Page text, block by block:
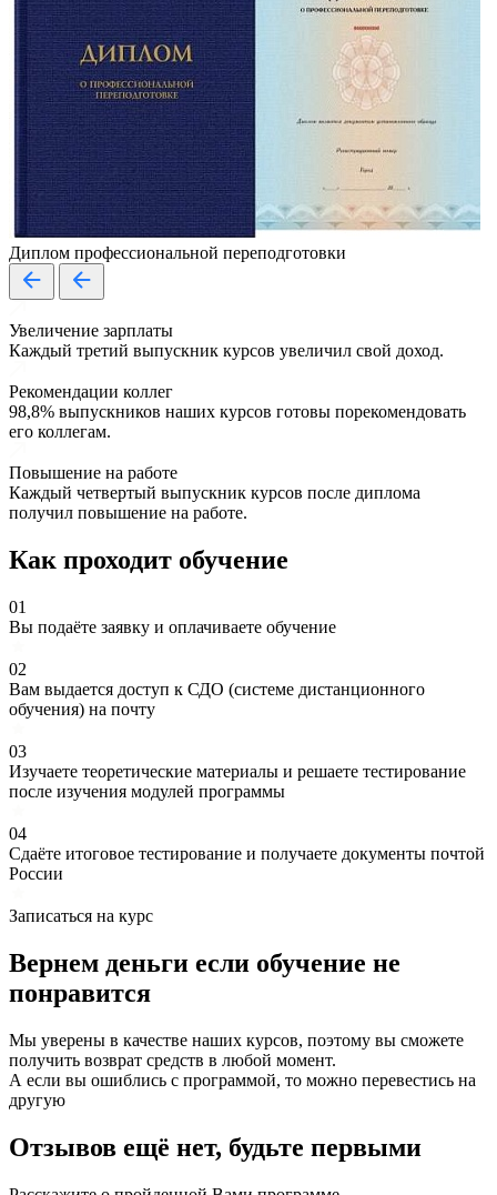
Диплом профессиональной переподготовки
Увеличение зарплаты
Каждый третий выпускник курсов увеличил свой доход.
Рекомендации коллег
98,8% выпускников наших курсов готовы порекомендовать
его коллегам.
Повышение на работе
Каждый четвертый выпускник курсов после диплома
получил повышение на работе.
Как проходит обучение
01
Вы подаёте заявку и оплачиваете обучение
02
Вам выдается доступ к СДО (системе дистанционного
обучения) на почту
03
Изучаете теоретические материалы и решаете тестирование
после изучения модулей программы
04
Сдаёте итоговое тестирование и получаете документы почтой
России
Записаться на курс
Вернем деньги если обучение не
понравится
Мы уверены в качестве наших курсов, поэтому вы сможете
получить возврат средств в любой момент.
А если вы ошиблись с программой, то можно перевестись на
другую
Отзывов ещё нет, будьте первыми